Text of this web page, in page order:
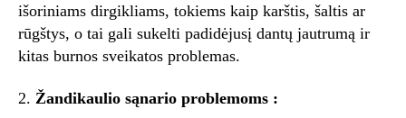
išoriniams dirgikliams, tokiems kaip karštis, šaltis ar
rūgštys, o tai gali sukelti padidėjusį dantų jautrumą ir
kitas burnos sveikatos problemas.
2. Žandikaulio sąnario problemoms :